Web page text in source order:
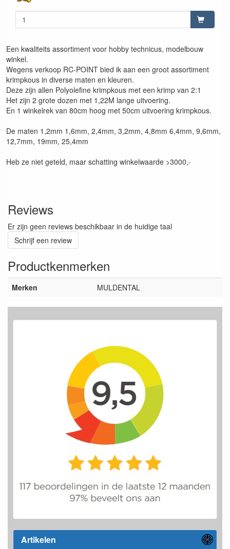
Artikelen
Een kwaliteits assortiment voor hobby technicus, modelbouw
winkel.
Wegens verkoop RC-POINT bied ik aan een groot assortiment
krimpkous in diverse maten en kleuren.
Deze zijn allen Polyolefine krimpkous met een krimp van 2:1
Het zijn 2 grote dozen met 1,22M lange uitvoering.
En 1 winkelrek van 80cm hoog met 50cm uitvoering krimpkous.
De maten 1,2mm 1,6mm, 2,4mm, 3,2mm, 4,8mm 6,4mm, 9,6mm,
12,7mm, 19mm, 25,4mm
Heb ze niet geteld, maar schatting winkelwaarde >3000,-
Reviews
Er zijn geen reviews beschikbaar in de huidige taal
Schrijf een review
Productkenmerken
Merken MULDENTAL